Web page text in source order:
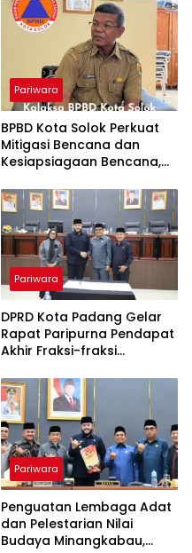
Pariwara
BPBD Kota Solok Perkuat
Mitigasi Bencana dan
Kesiapsiagaan Bencana,
Prioritas Wujudkan Kota
Tangguh dan Siaga
Pariwara
DPRD Kota Padang Gelar
Rapat Paripurna Pendapat
Akhir Fraksi-fraksi
PPAS TA 2026
Pariwara
Penguatan Lembaga Adat
dan Pelestarian Nilai
Budaya Minangkabau,